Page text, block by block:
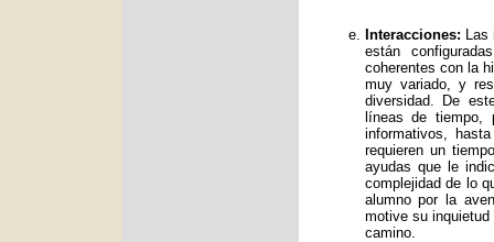
Interacciones: Las
están
coherentes con la
muy variado, y
diversidad. De
líneas de tiempo,
informativos,
requieren un
ayudas que le
complejidad de lo
alumno por la
motive su
camino.